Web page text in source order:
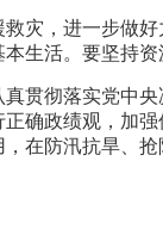
灾，进一步做
生活。要坚持
贯彻落实党中
确政绩观，加
在防汛抗旱、